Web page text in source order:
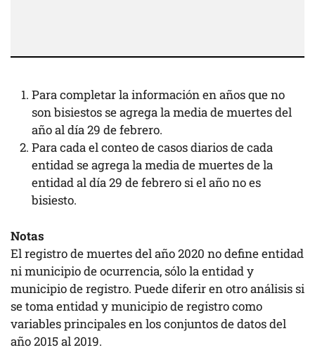
Para completar la información en años que no
son bisiestos se agrega la media de muertes del
año al día 29 de febrero.
Para cada el conteo de casos diarios de cada
entidad se agrega la media de muertes de la
entidad al día 29 de febrero si el año no es
bisiesto.
Notas
El registro de muertes del año 2020 no define entidad
ni municipio de ocurrencia, sólo la entidad y
municipio de registro. Puede diferir en otro análisis si
se toma entidad y municipio de registro como
variables principales en los conjuntos de datos del
año 2015 al 2019.